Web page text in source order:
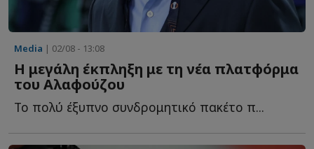
Media | 02/08 - 13:08
Η μεγάλη έκπληξη με τη νέα πλατφόρμα
του Αλαφούζου
Το πολύ έξυπνο συνδρομητικό πακέτο π...